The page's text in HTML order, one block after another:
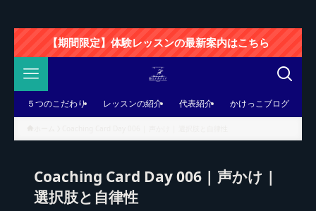
【期間限定】体験レッスンの最新案内はこちら
５つのこだわり レッスンの紹介 代表紹介 かけっこブログ
Coaching Card Day 006 | 声かけ |
選択肢と自律性